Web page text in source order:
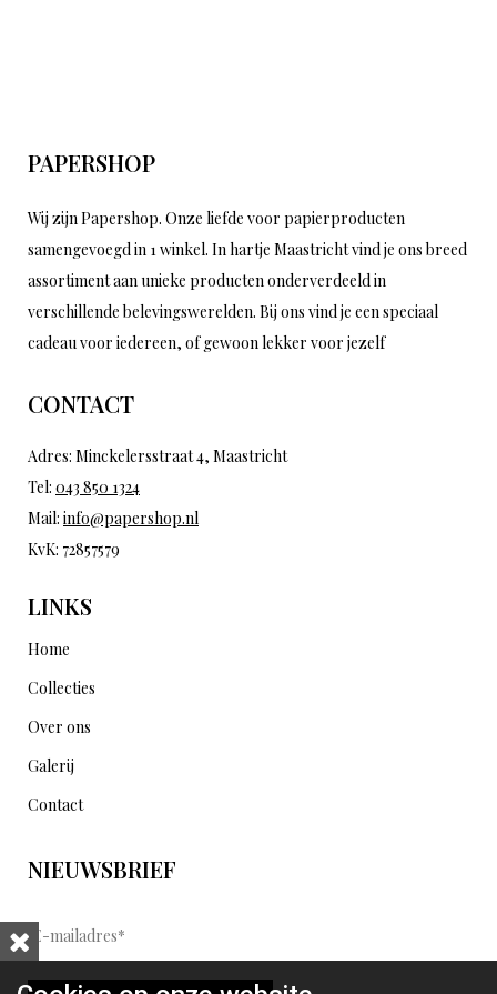
PAPERSHOP
Wij zijn Papershop. Onze liefde voor papierproducten
samengevoegd in 1 winkel. In hartje Maastricht vind je ons breed
assortiment aan unieke producten onderverdeeld in
verschillende belevingswerelden. Bij ons vind je een speciaal
cadeau voor iedereen, of gewoon lekker voor jezelf
CONTACT
Adres: Minckelersstraat 4, Maastricht
Tel: 043 850 1324
Mail: info@papershop.nl
KvK: 72857579
LINKS
Home
Collecties
Over ons
Galerij
Contact
NIEUWSBRIEF
E
-
m